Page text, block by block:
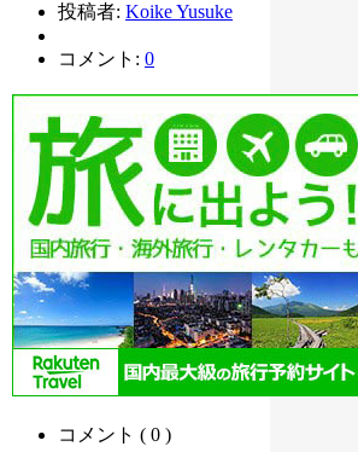
投稿者: Koike Yusuke
コメント: 0
コメント ( 0 )